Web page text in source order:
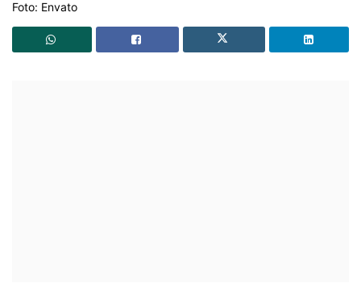
Foto: Envato